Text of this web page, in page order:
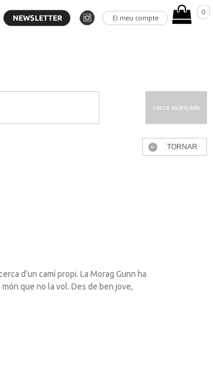
El meu compte
0
cerca avançada
TORNAR
d’un camí propi. La Morag Gunn ha
que no la vol. Des de ben jove,